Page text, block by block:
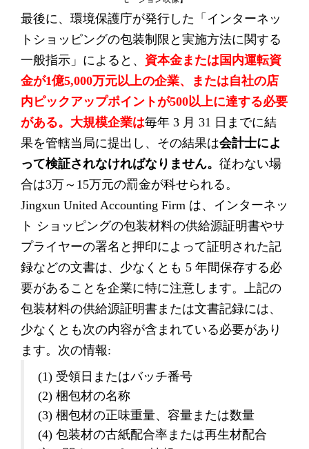
最後に、環境保護庁が発行した「インターネッ
トショッピングの包装制限と実施方法に関する
一般指示」によると、 資本金または国内運転資
金が1億5,000万元以上の企業、または自社の店
内ピックアップポイントが500以上に達する必要
がある。大規模企業は毎年 3 月 31 日までに結
果を管轄当局に提出し、その結果は会計士によ
って検証されなければなりません。 従わない場
合は3万～15万元の罰金が科せられる。
Jingxun United Accounting Firm は、インターネッ
ト ショッピングの包装材料の供給源証明書やサ
プライヤーの署名と押印によって証明された記
録などの文書は、少なくとも 5 年間保存する必
要があることを企業に特に注意します。上記の
包装材料の供給源証明書または文書記録には、
少なくとも次の内容が含まれている必要があり
ます。次の情報:
(1) 受領日またはバッチ番号
(2) 梱包材の名称
(3) 梱包材の正味重量、容量または数量
(4) 包装材の古紙配合率または再生材配合